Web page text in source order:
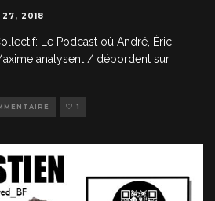
27, 2018
Le Podcast où André, Éric,
analysent / débordent sur
1